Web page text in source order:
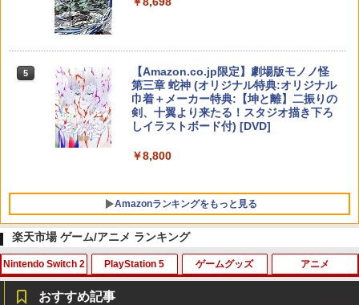
ンラインコード版
【純正品】DualSense ワイヤレスコン
￥10,737
ラー (カーボンブラック)
5
【Amazon.co.jp限定】劇場版モノノ怪
第三章 蛇神 (オリジナル特典:オリジナル
巾着＋メーカー特典:【坤と離】二振りの
剣、十翼より来たる！スタジオ描き下ろ
しイラストボード付) [DVD]
￥8,800
Amazonランキングをもっと見る
楽天市場 ゲーム/アニメ ランキング
Nintendo Switch 2 PlayStation 5 ゲームグッズ アニメ
おすすめ記事